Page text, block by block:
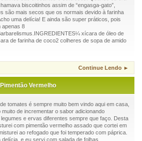
biscoitinhos assim de “engasga-gato”,
são mais secos que os normais devido à farinha
uma delícia! E ainda são super práticos, pois
apenas 8
xícara de óleo de
de farinha de coco2 colheres de sopa de amido
Continue Lendo ►
Vermelho
tomates é sempre muito bem vindo aqui em casa,
muito de incrementar o sabor adicionando
e ervas diferentes sempre que faço. Desta
com pimentão vermelho assado que cortei em
ao refogado que foi temperado com páprica.
delícia, e eu servi com salada de folhas